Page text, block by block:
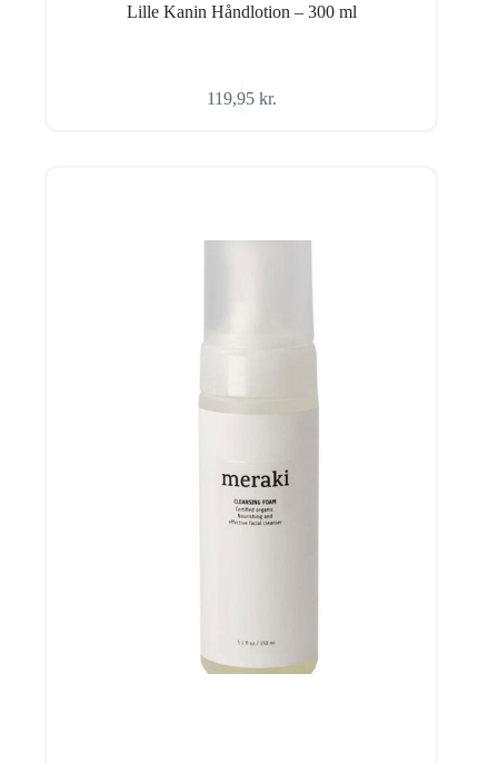
Lille Kanin Håndlotion – 300 ml
119,95 kr.